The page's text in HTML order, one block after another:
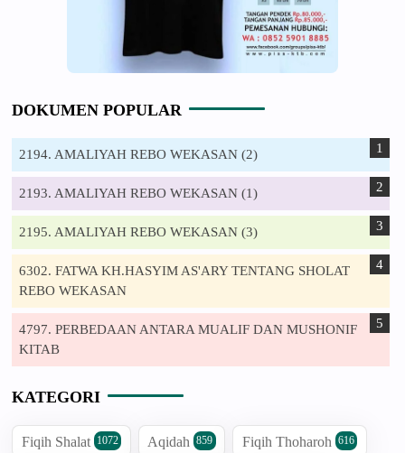
DOKUMEN POPULAR
2194. AMALIYAH REBO WEKASAN (2)
2193. AMALIYAH REBO WEKASAN (1)
2195. AMALIYAH REBO WEKASAN (3)
6302. FATWA KH.HASYIM AS'ARY TENTANG SHOLAT
REBO WEKASAN
4797. PERBEDAAN ANTARA MUALIF DAN MUSHONIF
KITAB
KATEGORI
Fiqih Shalat 1072 Aqidah 859 Fiqih Thoharoh 616